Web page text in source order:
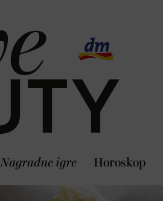
Nagradne igre Horoskop